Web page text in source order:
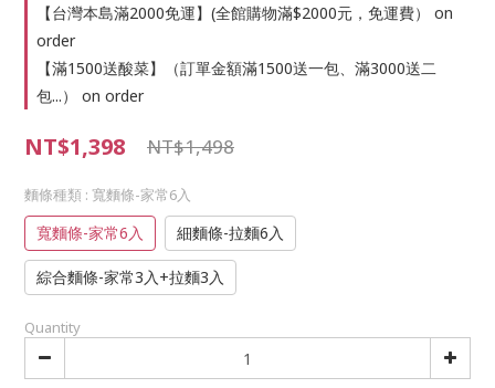
【台灣本島滿2000免運】(全館購物滿$2000元，免運費） on
order
【滿1500送酸菜】（訂單金額滿1500送一包、滿3000送二
包...） on order
NT$1,398 NT$1,498
麵條種類 : 寬麵條-家常6入
寬麵條-家常6入 細麵條-拉麵6入
綜合麵條-家常3入+拉麵3入
Quantity